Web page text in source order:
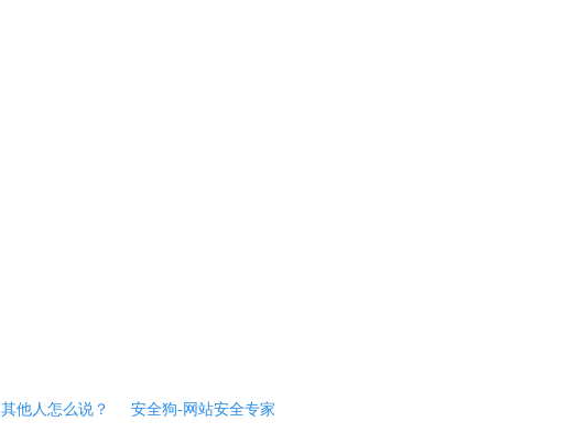
其他人怎么说？ 安全狗-网站安全专家